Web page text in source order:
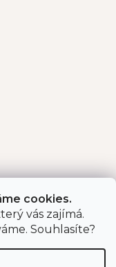
cookies.
vás zajímá.
Souhlasíte?